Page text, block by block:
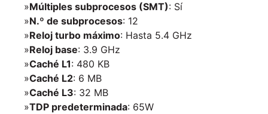
»Múltiples subprocesos (SMT): Sí
»N.º de subprocesos: 12
»Reloj turbo máximo: Hasta 5.4 GHz
»Reloj base: 3.9 GHz
»Caché L1: 480 KB
»Caché L2: 6 MB
»Caché L3: 32 MB
»TDP predeterminada: 65W